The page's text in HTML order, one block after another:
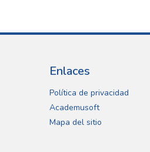
Enlaces
Política de privacidad
Academusoft
Mapa del sitio